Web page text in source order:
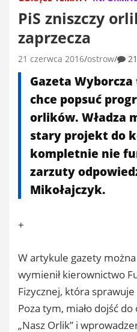
PiS zniszczy
zaprzecza
21 czerwca 2016 ostrow 21
Gazeta
chce popsuć
orlików. Władza
stary projekt do
kompletnie nie
zarzuty
Mikołajczyk.
+
W artykule gazety
wymienił kierownictwo
Fizycznej, która
Poza tym, miało dojść
„Nasz Orlik” i